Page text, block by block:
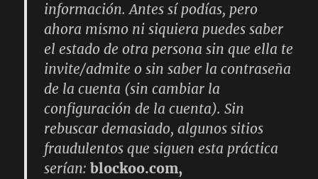
información. Antes sí podías, pero
ahora mismo ni siquiera puedes saber
el estado de otra persona sin que ella te
invite/admite o sin saber la contraseña
de la cuenta (sin cambiar la
configuración de la cuenta). Sin
rebuscar demasiado, algunos sitios
fraudulentos que siguen esta práctica
serían:blockoo.com,